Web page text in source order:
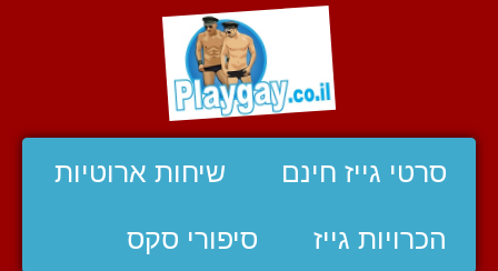
סרטי גייז חינם שיחות ארוטיות
הכרויות גייז סיפורי סקס